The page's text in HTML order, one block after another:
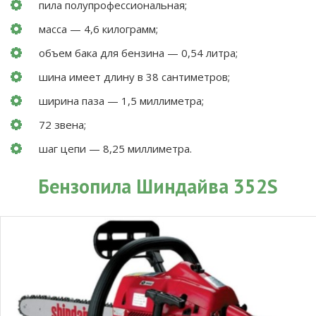
пила полупрофессиональная;
масса — 4,6 килограмм;
объем бака для бензина — 0,54 литра;
шина имеет длину в 38 сантиметров;
ширина паза — 1,5 миллиметра;
72 звена;
шаг цепи — 8,25 миллиметра.
Бензопила Шиндайва 352S